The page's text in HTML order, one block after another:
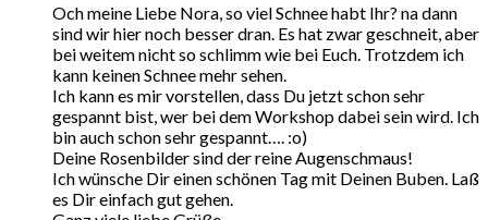
Och meine Liebe Nora, so viel Schnee habt Ihr? na dann
sind wir hier noch besser dran. Es hat zwar geschneit, aber
bei weitem nicht so schlimm wie bei Euch. Trotzdem ich
kann keinen Schnee mehr sehen.
Ich kann es mir vorstellen, dass Du jetzt schon sehr
gespannt bist, wer bei dem Workshop dabei sein wird. Ich
bin auch schon sehr gespannt…. :o)
Deine Rosenbilder sind der reine Augenschmaus!
Ich wünsche Dir einen schönen Tag mit Deinen Buben. Laß
es Dir einfach gut gehen.